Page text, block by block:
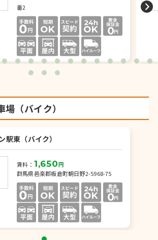
番2
（バイク）
駅東（バイク）
賃料： 1,650円
群馬県邑楽郡板倉町朝日野2-5968-75